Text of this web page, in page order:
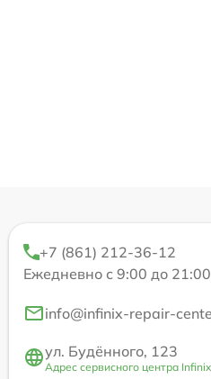
+7 (861) 212-36-12
Ежедневно с 9:00 до 21:00
info@infinix-repair-
ул. Будённого, 123
Адрес сервисного центра Infinix